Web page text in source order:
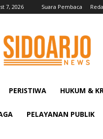
7, 2026 Suara Pembaca
PERISTIWA HUKUM &
PELAYANAN PUBLIK